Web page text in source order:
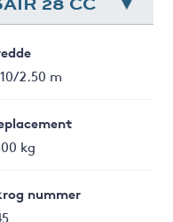
2.50 m
kg
nummer